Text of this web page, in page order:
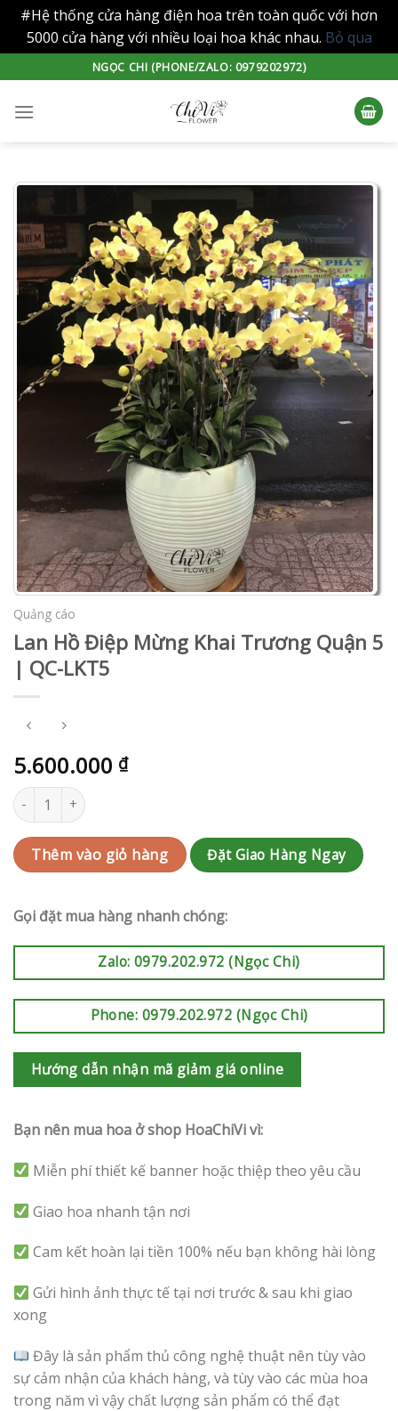
#Hệ thống cửa hàng điện hoa trên toàn quốc với hơn
5000 cửa hàng với nhiều loại hoa khác nhau. Bỏ qua
to
content
NGỌC CHI (PHONE/ZALO: 0979202972)
Quảng cáo
Lan Hồ Điệp Mừng Khai Trương Quận 5
| QC-LKT5
5.600.000 ₫
Lan Hồ Điệp Mừng Khai Trương Quận 5 | QC-LKT5 số lượng
Thêm vào giỏ hàng Đặt Giao Hàng Ngay
Gọi đặt mua hàng nhanh chóng:
Zalo: 0979.202.972 (Ngọc Chi)
Phone: 0979.202.972 (Ngọc Chi)
Hướng dẫn nhận mã giảm giá online
Bạn nên mua hoa ở shop HoaChiVi vì:
Miễn phí thiết kế banner hoặc thiệp theo yêu cầu
Giao hoa nhanh tận nơi
Cam kết hoàn lại tiền 100% nếu bạn không hài lòng
Gửi hình ảnh thực tế tại nơi trước & sau khi giao
xong
Đây là sản phẩm thủ công nghệ thuật nên tùy vào
sự cảm nhận của khách hàng, và tùy vào các mùa hoa
trong năm vì vậy chất lượng sản phẩm có thể đạt